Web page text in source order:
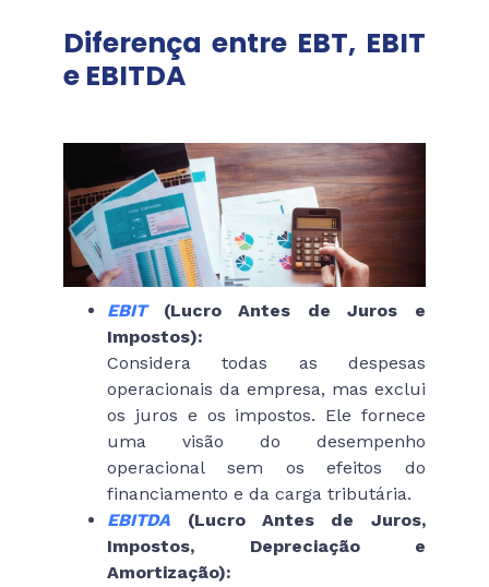
Diferença entre EBT, EBIT
e EBITDA
EBIT (Lucro Antes de Juros e
Impostos):
Considera todas as despesas
operacionais da empresa, mas exclui
os juros e os impostos. Ele fornece
uma visão do desempenho
operacional sem os efeitos do
financiamento e da carga tributária.
EBITDA (Lucro Antes de Juros,
Impostos, Depreciação e
Amortização):